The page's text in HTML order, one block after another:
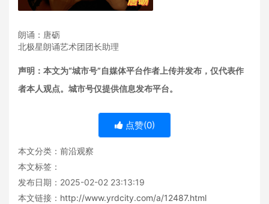
朗诵：唐砺
北极星朗诵艺术团团长助理
声明：本文为“城市号”自媒体平台作者上传并发布，仅代表作
者本人观点。城市号仅提供信息发布平台。
点赞(0)
本文分类： 前沿观察
本文标签：
发布日期：2025-02-02 23:13:19
本文链接： http://www.yrdcity.com/a/12487.html